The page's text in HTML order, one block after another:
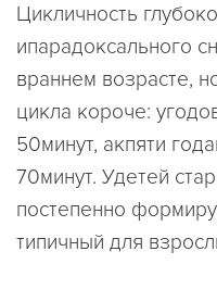
Цикличность
ипарадоксального
враннем возрасте,
цикла короче:
50минут, акпяти
70минут. Удетей
постепенно
типичный для